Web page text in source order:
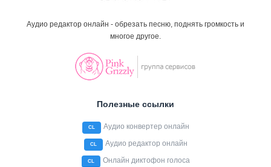
Аудио редактор онлайн - обрезать песню, поднять громкость и
многое другое.
Полезные ссылки
CL Аудио конвертер онлайн
CL Аудио редактор онлайн
CL Онлайн диктофон голоса